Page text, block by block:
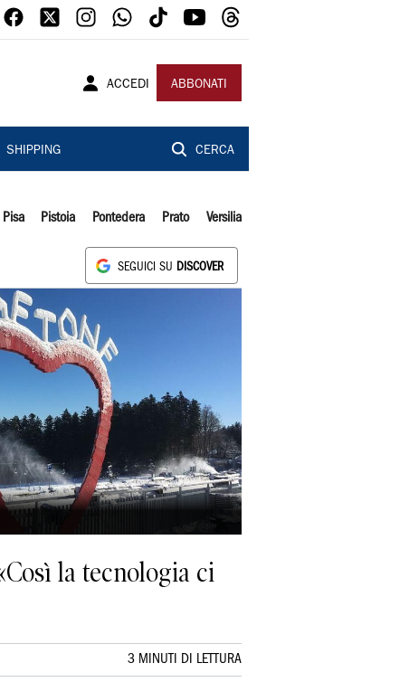
ACCEDI ABBONATI
SHIPPING CERCA
Pisa Pistoia Pontedera Prato Versilia
SEGUICI SU DISCOVER
la tecnologia ci
3 MINUTI DI LETTURA